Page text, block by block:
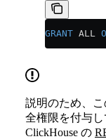
GRANT ALL
説明のため、
全権限を付与し
ClickHouse の